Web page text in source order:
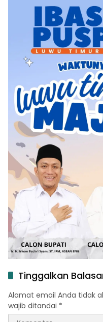
Tinggalkan
Alamat email Anda tidak
wajib ditandai *